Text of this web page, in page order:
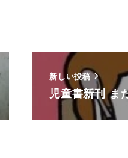
新しい投稿
児童書新刊 ま